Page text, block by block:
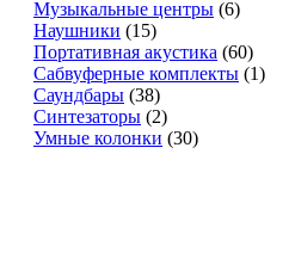
Музыкальные центры (6)
Наушники (15)
Портативная акустика (60)
Сабвуферные комплекты (1)
Саундбары (38)
Синтезаторы (2)
Умные колонки (30)